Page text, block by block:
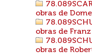
obras de
obras de
obras de